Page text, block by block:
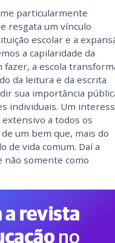
particularmente
resgata um vínculo
escolar e a
a capilaridade da
fazer, a escola
da leitura e da escrita
sua importância
individuais. Um
a todos os
um bem que, mais do
de vida comum. Daí a
não somente como